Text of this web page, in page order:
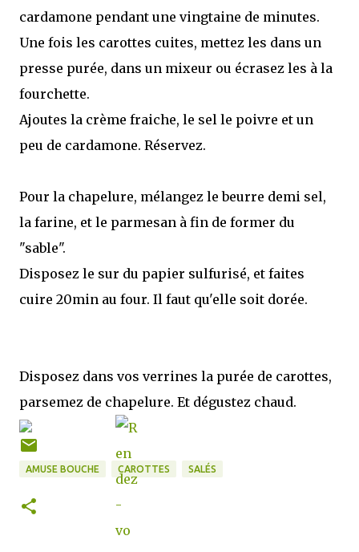
cardamone pendant une vingtaine de minutes.
Une fois les carottes cuites, mettez les dans un
presse purée, dans un mixeur ou écrasez les à la
fourchette.
Ajoutes la crème fraiche, le sel le poivre et un
peu de cardamone. Réservez.
Pour la chapelure, mélangez le beurre demi sel,
la farine, et le parmesan à fin de former du
"sable".
Disposez le sur du papier sulfurisé, et faites
cuire 20min au four. Il faut qu'elle soit dorée.
Disposez dans vos verrines la purée de carottes,
parsemez de chapelure. Et dégustez chaud.
AMUSE BOUCHE CAROTTES SALÉS